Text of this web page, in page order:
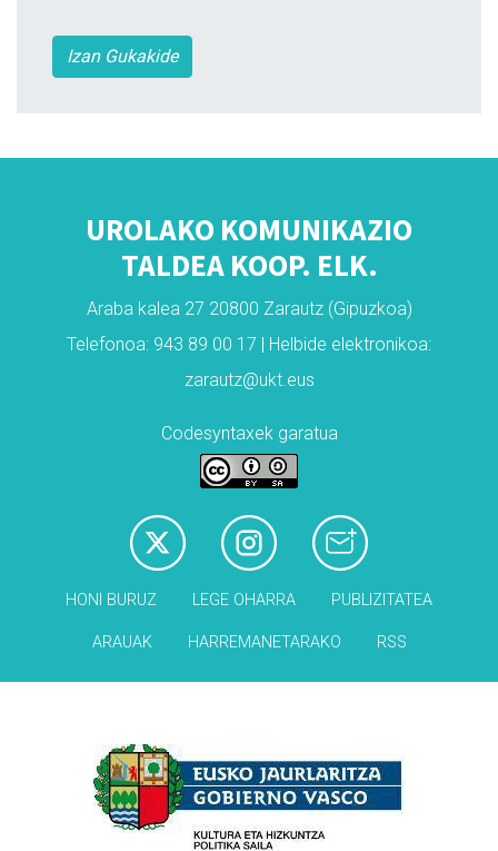
Izan Gukakide
UROLAKO KOMUNIKAZIO
TALDEA KOOP. ELK.
Araba kalea 27 20800 Zarautz (Gipuzkoa)
Telefonoa: 943 89 00 17 | Helbide elektronikoa:
zarautz@ukt.eus
Codesyntaxek garatua
HONI BURUZ LEGE OHARRA PUBLIZITATEA
ARAUAK HARREMANETARAKO RSS